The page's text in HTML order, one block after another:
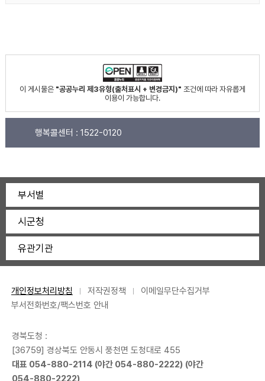
이 게시물은 "공공누리 제3유형(출처표시 + 변경금지)" 조건에 따라 자유롭게
이용이 가능합니다.
행복콜센터 : 1522-0120
부서별
시군청
유관기관
개인정보처리방침 저작권정책
이메일무단수집거부
부서전화번호/팩스번호 안내
경북도청 :
[36759] 경상북도 안동시 풍천면 도청대로 455
대표 054-880-2114 (야간 054-880-2222) (야간
054-880-2222)